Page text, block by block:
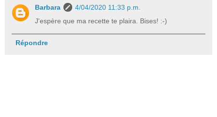
Barbara
4/04/2020 11:33 p.m.
J'espère que ma recette te plaira. Bises! :-)
Répondre